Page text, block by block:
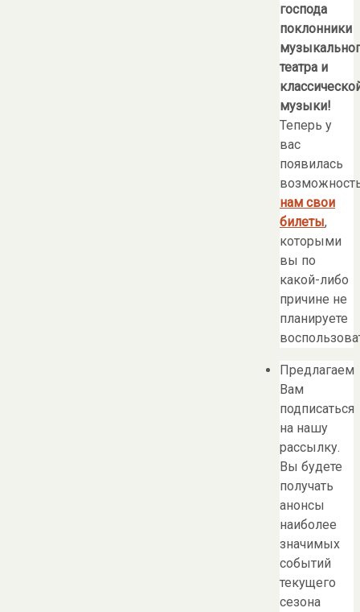
господа
поклонники
театра и
музыки!
Теперь у
вас
появилась
нам свои
билеты,
которыми
вы по
какой-либо
причине не
планируете
Предлагаем
Вам
подписаться
на нашу
рассылку.
Вы будете
получать
анонсы
наиболее
значимых
событий
текущего
сезона